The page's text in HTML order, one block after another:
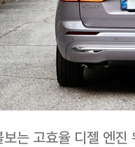
보는 고효율 디젤 엔